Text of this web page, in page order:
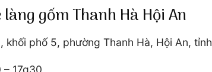
gốm Thanh Hà Hội An
khối phố 5, phường Thanh Hà, Hội An,
17g30